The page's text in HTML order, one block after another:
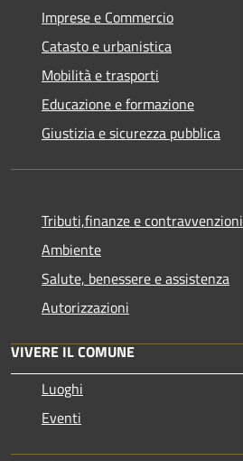
Imprese e Commercio
Catasto e urbanistica
Mobilità e trasporti
Educazione e formazione
Giustizia e sicurezza pubblica
Tributi,finanze e contravvenzioni
Ambiente
Salute, benessere e assistenza
Autorizzazioni
VIVERE IL COMUNE
Luoghi
Eventi